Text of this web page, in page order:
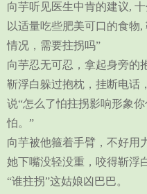
向芋听见医生中肯的建议,
以适量吃些肥美可口的食物
情况，需要拄拐吗”
向芋忍无可忍，拿起身旁的
靳浮白躲过抱枕，挂断电话
说“怎么了怕拄拐影响形象
怕。”
向芋被他箍着手臂，不好用
她下嘴没轻没重，咬得靳浮
“谁拄拐”这姑娘凶巴巴。